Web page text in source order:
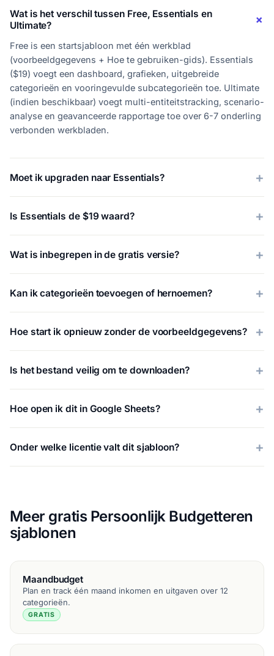
Wat is het verschil tussen Free, Essentials en
Ultimate?
Free is een startsjabloon met één werkblad
(voorbeeldgegevens + Hoe te gebruiken-gids). Essentials
($19) voegt een dashboard, grafieken, uitgebreide
categorieën en vooringevulde subcategorieën toe. Ultimate
(indien beschikbaar) voegt multi-entiteitstracking, scenario-
analyse en geavanceerde rapportage toe over 6-7 onderling
verbonden werkbladen.
Moet ik upgraden naar Essentials?
Is Essentials de $19 waard?
Wat is inbegrepen in de gratis versie?
Kan ik categorieën toevoegen of hernoemen?
Hoe start ik opnieuw zonder de voorbeeldgegevens?
Is het bestand veilig om te downloaden?
Hoe open ik dit in Google Sheets?
Onder welke licentie valt dit sjabloon?
Meer gratis Persoonlijk Budgetteren
sjablonen
Maandbudget
Plan en track één maand inkomen en uitgaven over 12
categorieën.
GRATIS